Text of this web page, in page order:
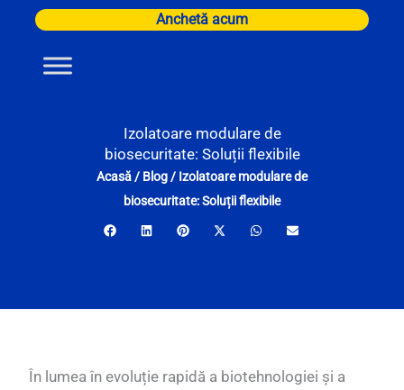
content
Anchetă acum
Izolatoare modulare de
biosecuritate: Soluții flexibile
Acasă/ Blog/ Izolatoare modulare de
biosecuritate: Soluții flexibile
În lumea în evoluție rapidă a biotehnologiei și a